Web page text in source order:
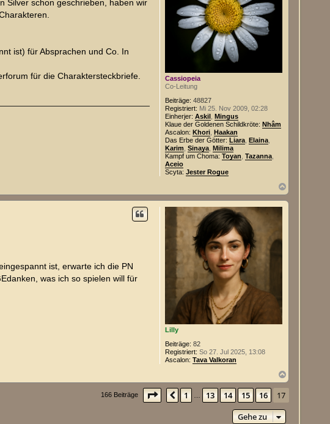
Cassiopeia
Co-Leitung
Beiträge: 48827
Registriert: Mi 25. Nov 2009, 02:28
Einherjer: Askil, Mingus
Klaue der Goldenen Schildkröte: Nhâm
Ascalon: Khori, Haakan
Das Erbe der Götter: Liara, Elaina,
Karim Sinaya, Milima
Kampf um Choma: Toyan Tazanna,
Aceio
Scyta: Jester Rogue
Silver schon geschrieben, haben wir
ist) für Absprachen und Co. In
für die Charaktersteckbriefe.
a
c
Lilly
Beiträge: 82
Registriert: So 27. Jul 2025, 13:08
Ascalon: Tava Valkoran
ist, erwarte ich die PN
was ich so spielen will für
a
166 Beiträge Seite 17von17
Vorherige
1 13 14 15 16 17
Gehe zu